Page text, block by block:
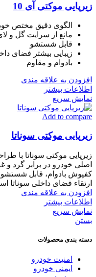
زیرپایی موکتی آی 10
الگوی دقیق مختص
مانع از سرایت گل و
قابل شستشو
زیبایی بیشتر فضای
بادوام و مقاوم
افزودن به علاقه مندی
اطلاعات بیشتر
نمایش سریع
Add to compare
زیرپایی موکتی سوناتا
زیرپایی موکتی سوناتا با
اصلی خودرو در برابر گرد
کفپوش بادوام، قابل شستشو
ارتقاء فضای داخلی سوناتا
افزودن به علاقه مندی
اطلاعات بیشتر
نمایش سریع
بستن
دسته بندی محصولات
امنیت خودرو
ایمنی خودرو